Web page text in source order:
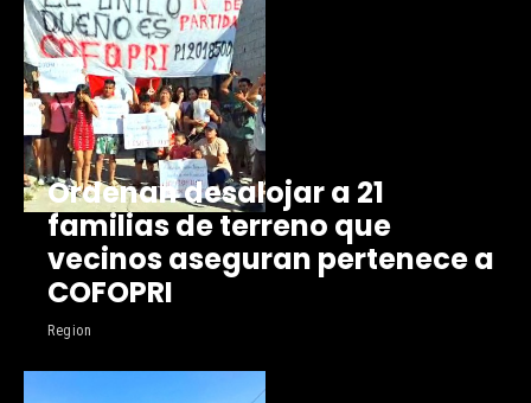
Ordenan desalojar a 21
familias de terreno que
vecinos aseguran pertenece a
COFOPRI
Region